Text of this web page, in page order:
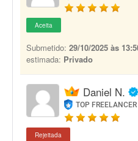
Aceita
Submetido: 29/10/2025 às
estimada: Privado
Daniel N.
TOP
Rejeitada